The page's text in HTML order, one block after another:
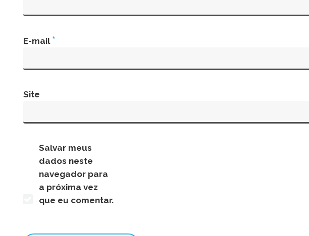
E-mail *
Site
Salvar meus
dados neste
navegador para
a próxima vez
que eu comentar.